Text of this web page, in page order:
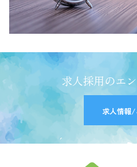
求人採用のエ
求人情報/